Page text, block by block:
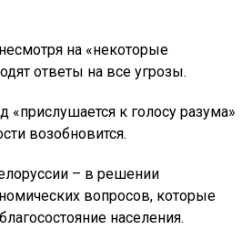
на «некоторые
ответы на все угрозы.
«прислушается к голосу разума»
возобновится.
– в решении
вопросов, которые
населения.